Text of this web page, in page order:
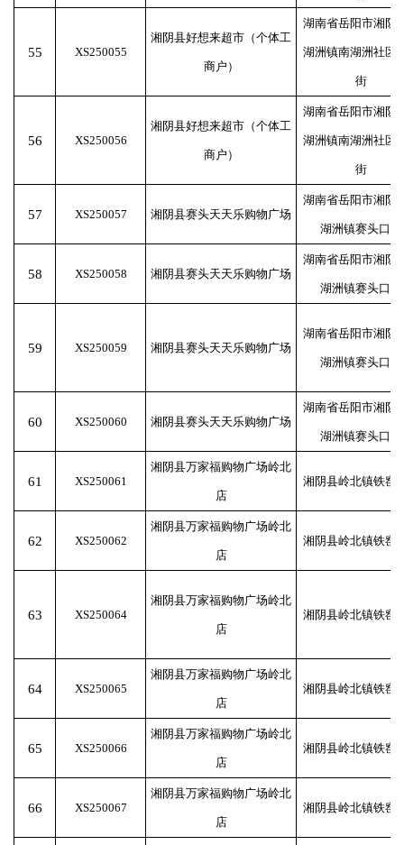
55 XS250055
湘阴县好想来超市（个体工
商户）
湖南省岳阳市湘阴
湖洲镇南湖洲社区
街
56 XS250056
湘阴县好想来超市（个体工
商户）
湖南省岳阳市湘阴
湖洲镇南湖洲社区
街
57 XS250057 湘阴县赛头天天乐购物广场
湖南省岳阳市湘阴
湖洲镇赛头口村
58 XS250058 湘阴县赛头天天乐购物广场
湖南省岳阳市湘阴
湖洲镇赛头口村
59 XS250059 湘阴县赛头天天乐购物广场
湖南省岳阳市湘阴
湖洲镇赛头口村
60 XS250060 湘阴县赛头天天乐购物广场
湖南省岳阳市湘阴
湖洲镇赛头口村
61 XS250061
湘阴县万家福购物广场岭北
店
湘阴县岭北镇铁窑
62 XS250062
湘阴县万家福购物广场岭北
店
湘阴县岭北镇铁窑
63 XS250064
湘阴县万家福购物广场岭北
店
湘阴县岭北镇铁窑
64 XS250065
湘阴县万家福购物广场岭北
店
湘阴县岭北镇铁窑
65 XS250066
湘阴县万家福购物广场岭北
店
湘阴县岭北镇铁窑
66 XS250067
湘阴县万家福购物广场岭北
店
湘阴县岭北镇铁窑